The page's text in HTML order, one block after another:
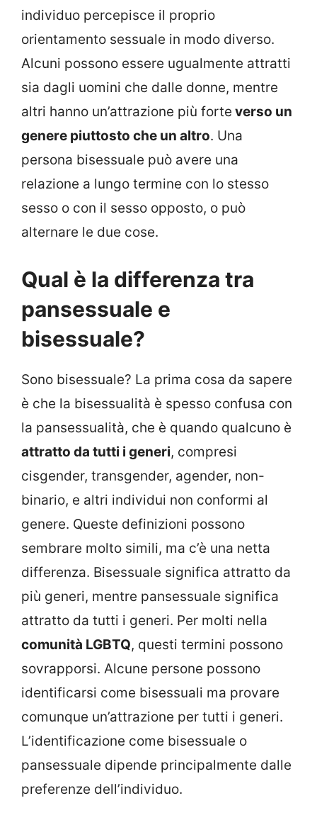
individuo percepisce il proprio
orientamento sessuale in modo diverso.
Alcuni possono essere ugualmente attratti
sia dagli uomini che dalle donne, mentre
altri hanno un’attrazione più forte verso un
genere piuttosto che un altro. Una
persona bisessuale può avere una
relazione a lungo termine con lo stesso
sesso o con il sesso opposto, o può
alternare le due cose.
Qual è la differenza tra
pansessuale e
bisessuale?
Sono bisessuale? La prima cosa da sapere
è che la bisessualità è spesso confusa con
la pansessualità, che è quando qualcuno è
attratto da tutti i generi, compresi
cisgender, transgender, agender, non-
binario, e altri individui non conformi al
genere. Queste definizioni possono
sembrare molto simili, ma c’è una netta
differenza. Bisessuale significa attratto da
più generi, mentre pansessuale significa
attratto da tutti i generi. Per molti nella
comunità LGBTQ, questi termini possono
sovrapporsi. Alcune persone possono
identificarsi come bisessuali ma provare
comunque un’attrazione per tutti i generi.
L’identificazione come bisessuale o
pansessuale dipende principalmente dalle
preferenze dell’individuo.